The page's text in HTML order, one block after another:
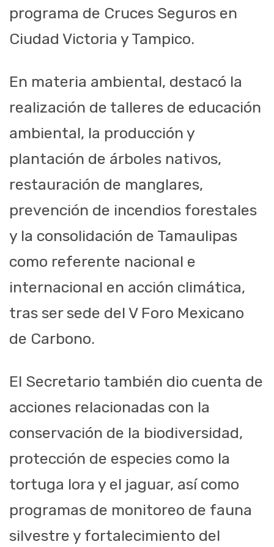
programa de Cruces Seguros en
Ciudad Victoria y Tampico.
En materia ambiental, destacó la
realización de talleres de educación
ambiental, la producción y
plantación de árboles nativos,
restauración de manglares,
prevención de incendios forestales
y la consolidación de Tamaulipas
como referente nacional e
internacional en acción climática,
tras ser sede del V Foro Mexicano
de Carbono.
El Secretario también dio cuenta de
acciones relacionadas con la
conservación de la biodiversidad,
protección de especies como la
tortuga lora y el jaguar, así como
programas de monitoreo de fauna
silvestre y fortalecimiento del